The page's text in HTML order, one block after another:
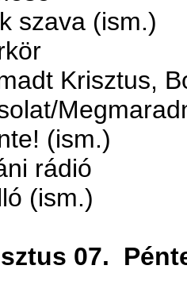
szava (ism.)
Krisztus,
(ism.)
rádió
(ism.)
07.